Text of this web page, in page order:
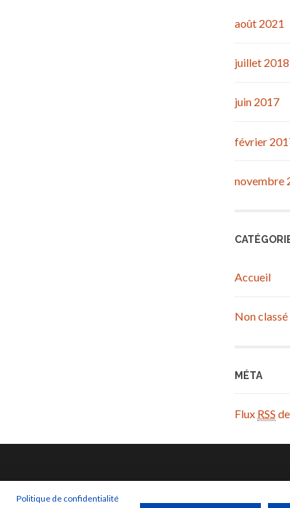
août 2021
juillet 2018
juin 2017
février
novembre
Accueil
Non classé
MÉTA
Flux RSS
Politique de confidentialité